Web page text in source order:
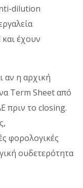
dilution
και έχουν
αν η αρχική
Term Sheet από
πριν το closing.
φορολογικές
ουδετερότητα